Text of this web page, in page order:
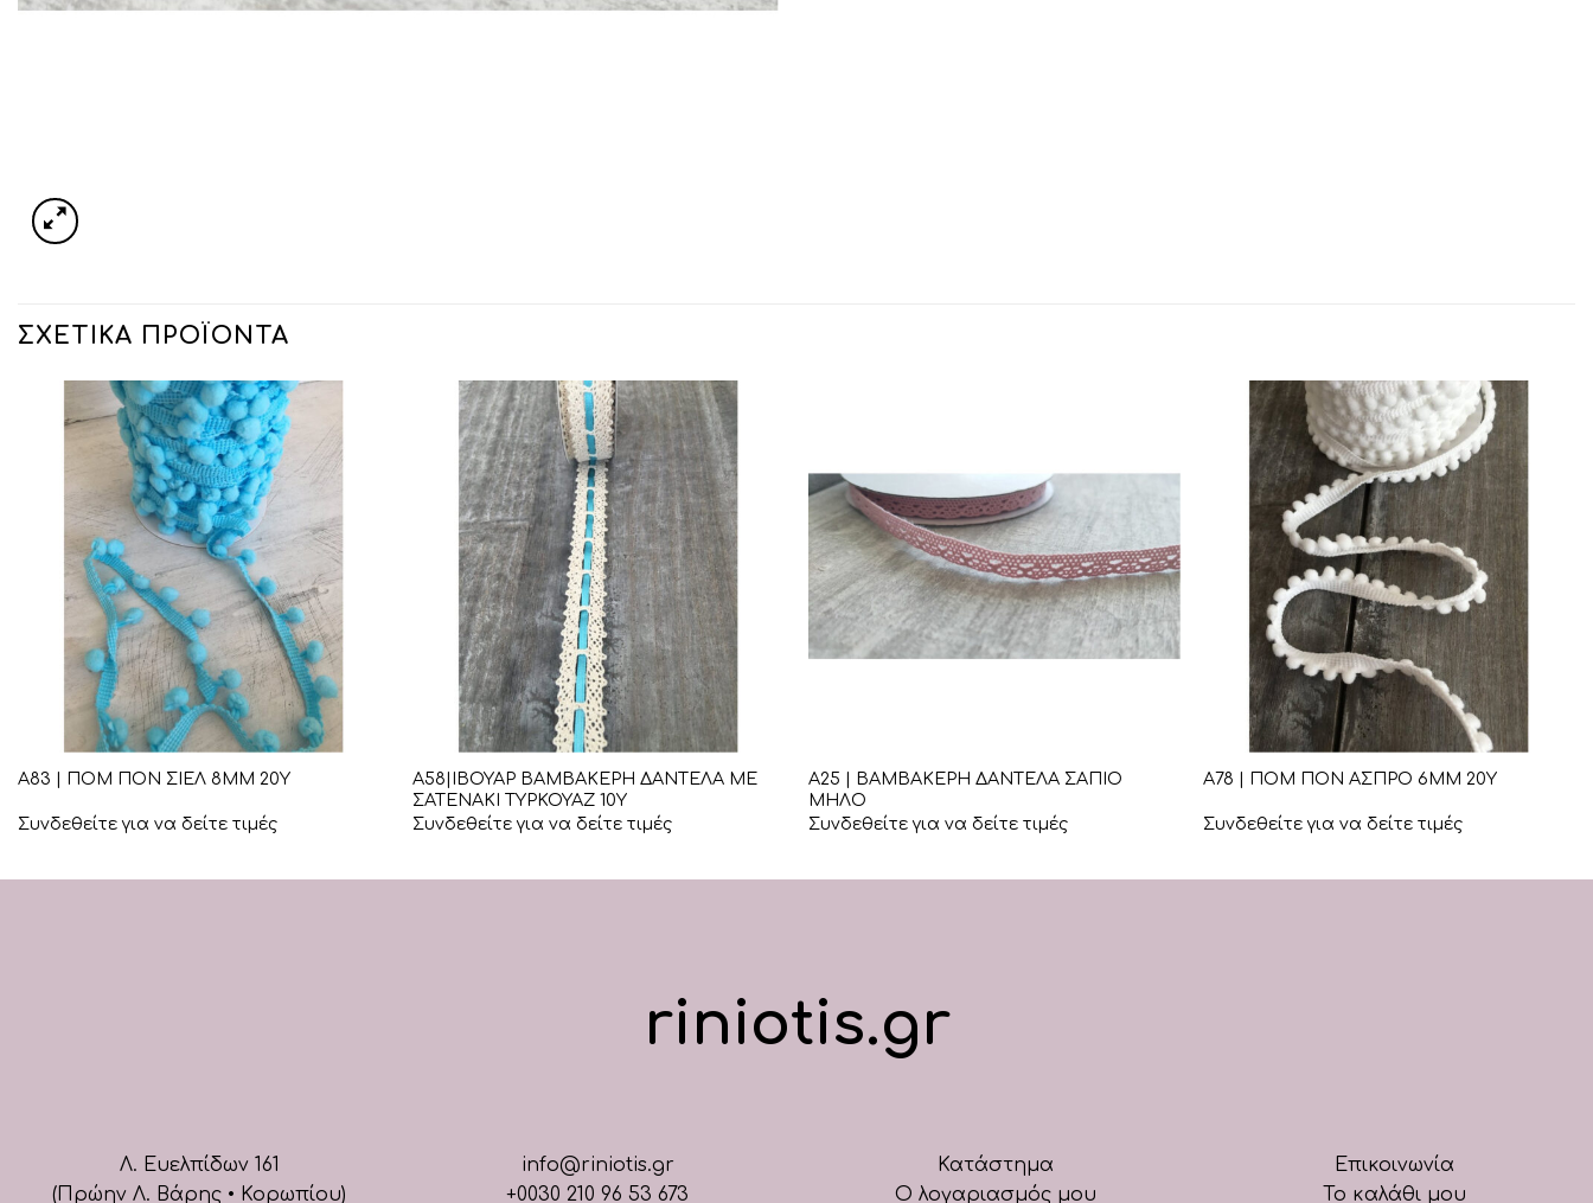
ΣΧΕΤΙΚΆ ΠΡΟΪΌΝΤΑ
Α83 | ΠΟΜ ΠΟΝ ΣΙΕΛ 8ΜΜ 20Υ
Συνδεθείτε για να δείτε τιμές
Α58|ΙΒΟΥΑΡ ΒΑΜΒΑΚΕΡΗ ΔΑΝΤΕΛΑ ΜΕ
ΣΑΤΕΝΑΚΙ ΤΥΡΚΟΥΑΖ 10Υ
Συνδεθείτε για να δείτε τιμές
Α25 | ΒΑΜΒΑΚΕΡΗ ΔΑΝΤΕΛΑ ΣΑΠΙΟ
ΜΗΛΟ
Συνδεθείτε για να δείτε τιμές
Α78 | ΠΟΜ ΠΟΝ ΑΣΠΡΟ 6ΜΜ 20Υ
Συνδεθείτε για να δείτε τιμές
riniotis.gr
Λ. Ευελπίδων 161
(Πρώην Λ. Βάρης • Κορωπίου)
info@riniotis.gr
+0030 210 96 53 673
Κατάστημα
Ο λογαριασμός μου
Επικοινωνία
Το καλάθι μου